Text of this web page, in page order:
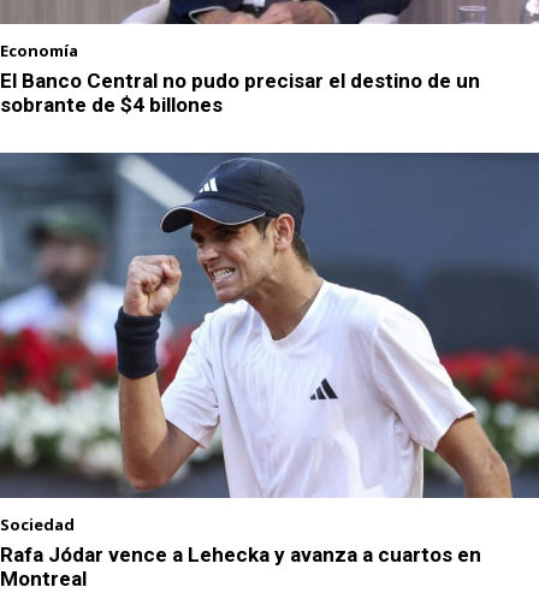
Economía
El Banco Central no pudo precisar el destino de un
sobrante de $4 billones
Sociedad
Rafa Jódar vence a Lehecka y avanza a cuartos en
Montreal